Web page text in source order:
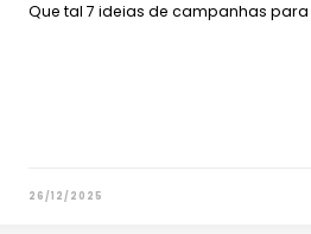
Que tal 7 ideias de campanhas
26/12/2025